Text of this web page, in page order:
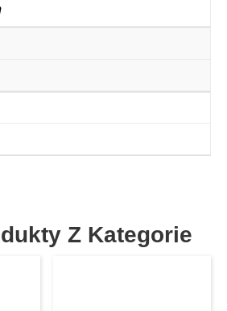
Z Kategorie